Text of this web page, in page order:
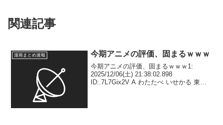
関連記事
漫画まとめ速報 今期アニメの評価、固まるｗｗｗ
今期アニメの評価、固まるｗｗｗ1:
2025/12/06(土) 21:38:02.898
ID:.7L7Gix2V A わたたべ いせかる 東島B